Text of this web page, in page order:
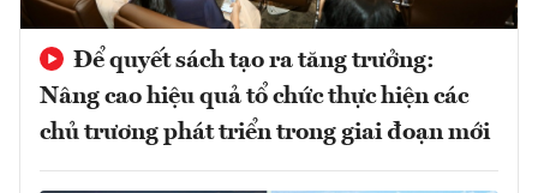
Để quyết sách tạo ra tăng trưởng:
Nâng cao hiệu quả tổ chức thực hiện các
chủ trương phát triển trong giai đoạn mới